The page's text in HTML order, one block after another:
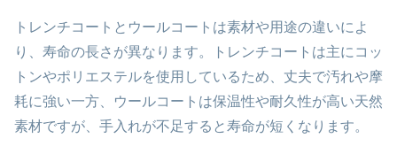
トレンチコートとウールコートは素材や用途の違いによ
り、寿命の長さが異なります。トレンチコートは主にコッ
トンやポリエステルを使用しているため、丈夫で汚れや摩
耗に強い一方、ウールコートは保温性や耐久性が高い天然
素材ですが、手入れが不足すると寿命が短くなります。